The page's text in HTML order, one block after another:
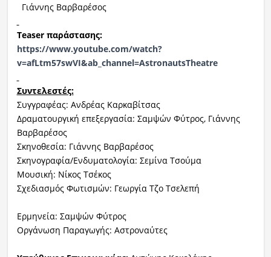
Γιάννης Βαρβαρέσος
Teaser παράστασης:
https://www.youtube.com/watch?
v=afLtm57swVI&ab_channel=AstronautsTheatre
Συντελεστές:
Συγγραφέας: Ανδρέας Καρκαβίτσας
Δραματουργική επεξεργασία: Σαμψών Φύτρος, Γιάννης
Βαρβαρέσος
Σκηνοθεσία: Γιάννης Βαρβαρέσος
Σκηνογραφία/Ενδυματολογία: Σεμίνα Τσούμα
Μουσική: Νίκος Τσέκος
Σχεδιασμός Φωτισμών: Γεωργία Τζο Τσελεπή
Ερμηνεία: Σαμψών Φύτρος
Οργάνωση Παραγωγής: Αστροναύτες